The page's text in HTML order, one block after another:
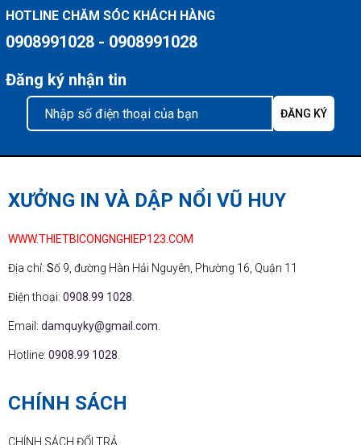
HOTLINE CHĂM SÓC KHÁCH HÀNG
0908991028 - 0908991028
Đăng ký nhận tin
XƯỞNG IN VÀ DẬP NỔI VŨ HUY
WWW.THIETBICONGNGHIEP123.COM
Địa chỉ: Số 9, đường Hàn Hải Nguyên, Phường 16, Quận 11
Điện thoại: 0908.99 1028.
Email: damquyky@gmail.com.
Hotline: 0908.99 1028.
CHÍNH SÁCH
CHÍNH SÁCH ĐỔI TRẢ